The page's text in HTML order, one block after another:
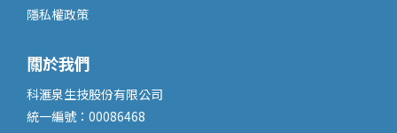
隱私權政策
關於我們
科滙泉生技股份有限公司
統一編號：00086468